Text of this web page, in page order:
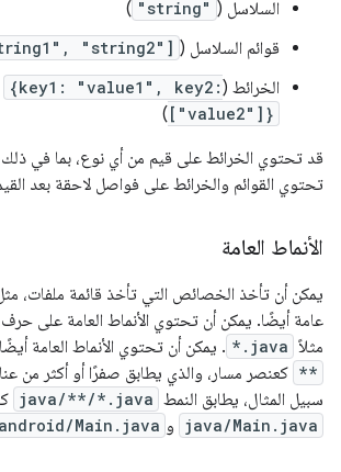
السلاسل ( "string"
)
قوائم السلاسل ( "string2"]
الخرائط ( {key1: "value1", key2:
["value2"]}
)
قد تحتوي الخرائط على قيم من أي نوع، بما في ذلك
تحتوي القوائم والخرائط على فواصل لاحقة بعد
الأنماط العامة
يمكن أن تأخذ الخصائص التي تأخذ قائمة ملفات،
عامة أيضًا. يمكن أن تحتوي الأنماط العامة على حرف
مثلاً *.java . يمكن أن تحتوي الأنماط العامة
** كعنصر مسار، والذي يطابق صفرًا أو أكثر من
سبيل المثال، يطابق النمط java/**/*.java
java/Main.java و Main.java